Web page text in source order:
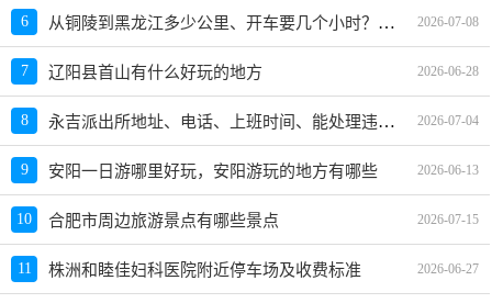
6 从铜陵到黑龙江多少公里、开车要几个小时？过路费、油费等 2026-07-08
7 辽阳县首山有什么好玩的地方 2026-06-28
8 永吉派出所地址、电话、上班时间、能处理违章吗 2026-07-04
9 安阳一日游哪里好玩，安阳游玩的地方有哪些 2026-06-13
10 合肥市周边旅游景点有哪些景点 2026-07-15
11 株洲和睦佳妇科医院附近停车场及收费标准 2026-06-27